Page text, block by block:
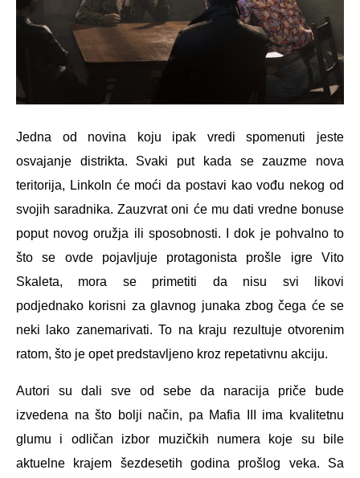
Jedna od novina koju ipak vredi spomenuti jeste
osvajanje distrikta. Svaki put kada se zauzme nova
teritorija, Linkoln će moći da postavi kao vođu nekog od
svojih saradnika. Zauzvrat oni će mu dati vredne bonuse
poput novog oružja ili sposobnosti. I dok je pohvalno to
što se ovde pojavljuje protagonista prošle igre Vito
Skaleta, mora se primetiti da nisu svi likovi
podjednako korisni za glavnog junaka zbog čega će se
neki lako zanemarivati. To na kraju rezultuje otvorenim
ratom, što je opet predstavljeno kroz repetativnu akciju.
Autori su dali sve od sebe da naracija priče bude
izvedena na što bolji način, pa Mafia III ima kvalitetnu
glumu i odličan izbor muzičkih numera koje su bile
aktuelne krajem šezdesetih godina prošlog veka. Sa